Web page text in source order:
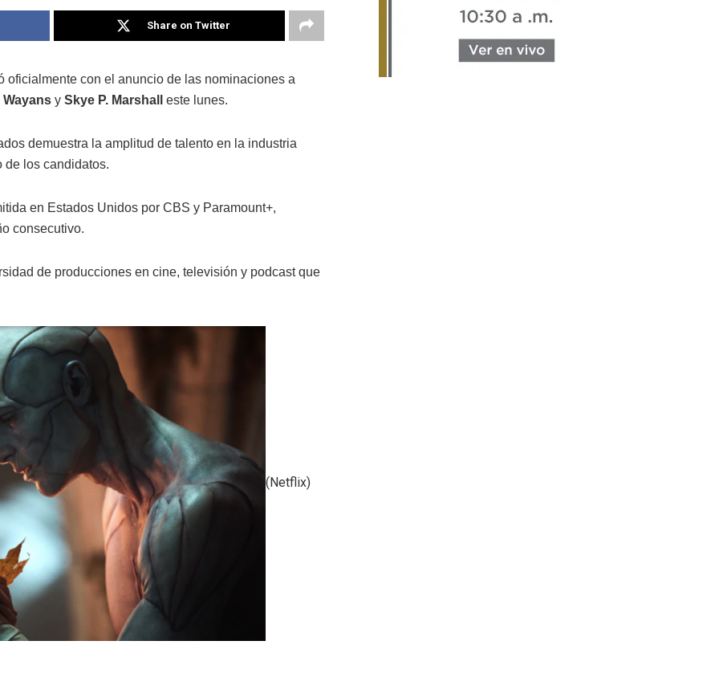
Share on Twitter
con el anuncio de las nominaciones a
y Skye P. Marshall este lunes.
demuestra la amplitud de talento en la industria
de los candidatos.
en Estados Unidos por CBS y Paramount+,
consecutivo.
de producciones en cine, televisión y podcast que
(Netflix)